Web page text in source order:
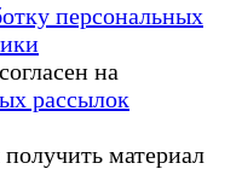
персональных
на
рассылок
материал